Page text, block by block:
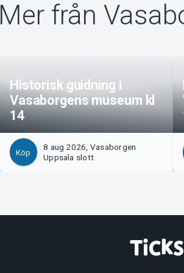
Mer från
Historisk guidning i
Vasaborgens museum kl
14
Köp
8 aug 2026, Vasaborgen
Uppsala slott